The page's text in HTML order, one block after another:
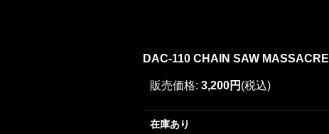
DAC-110 CHAIN SAW MASSACRE
販売価格: 3,200円 (税込)
在庫あり